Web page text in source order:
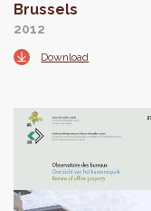
Brussels
2012
Download